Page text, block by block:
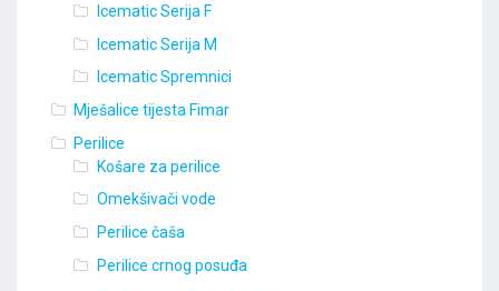
Icematic Serija F
Icematic Serija M
Icematic Spremnici
Mješalice tijesta Fimar
Perilice
Košare za perilice
Omekšivači vode
Perilice čaša
Perilice crnog posuđa